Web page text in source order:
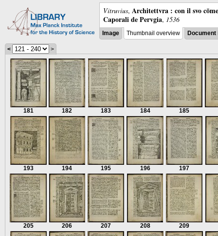
Vitruvius, Architettvra : con il svo
Caporali de Pervgia, 1536
Image Thumbnail overview
< >
181 182 183 184 185
193 194 195 196 197
205 206 207 208 209